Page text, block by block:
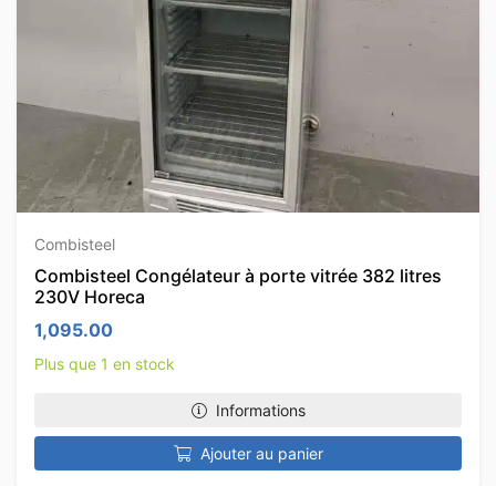
Combisteel
Combisteel Congélateur à porte vitrée 382 litres
230V Horeca
1,095.00
Plus que 1 en stock
Informations
Ajouter au panier